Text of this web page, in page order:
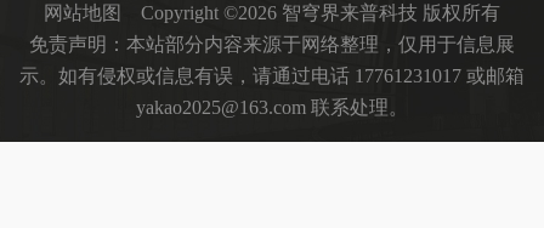
网站地图
Copyright ©2026 智穹界来普科技 版权所有
免责声明：本站部分内容来源于网络整理，仅用于信息展
示。如有侵权或信息有误，请通过电话 17761231017 或邮箱
yakao2025@163.com 联系处理。